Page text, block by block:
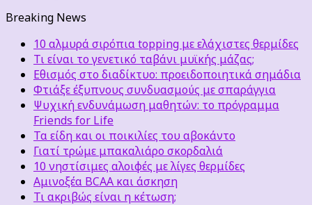
Breaking News
10 αλμυρά σιρόπια topping με ελάχιστες θερμίδες
Τι είναι το γενετικό ταβάνι μυϊκής μάζας;
Εθισμός στο διαδίκτυο: προειδοποιητικά σημάδια
Φτιάξε έξυπνους συνδυασμούς με σπαράγγια
Ψυχική ενδυνάμωση μαθητών: το πρόγραμμα
Friends for Life
Τα είδη και οι ποικιλίες του αβοκάντο
Γιατί τρώμε μπακαλιάρο σκορδαλιά
10 νηστίσιμες αλοιφές με λίγες θερμίδες
Αμινοξέα BCAA και άσκηση
Τι ακριβώς είναι η κέτωση;